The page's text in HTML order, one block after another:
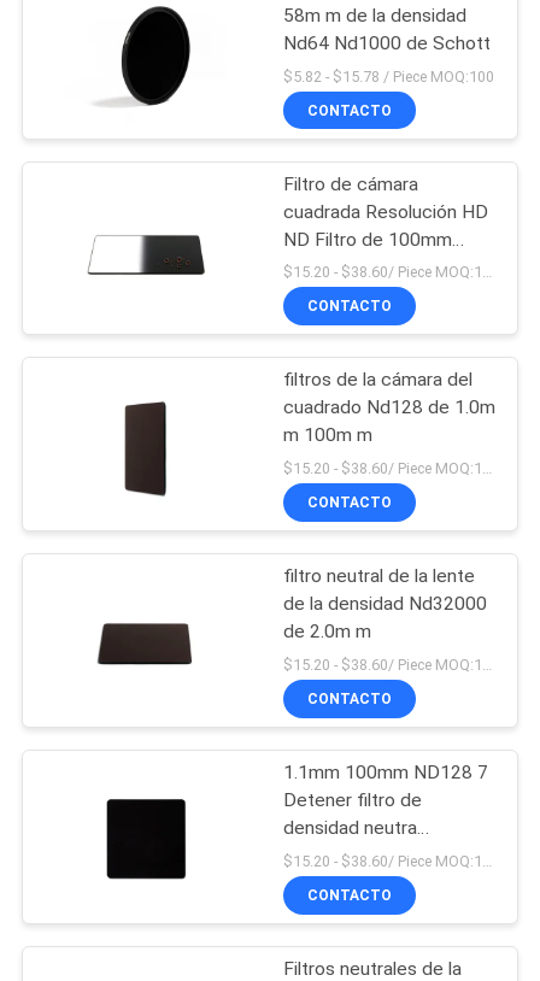
CALIDAD
ÉNTRENOS
EN
UNA
DEL
SITIO
PRIVACY
58m m de la densidad
Nd64 Nd1000 de Schott
$5.82 - $15.78 / Piece MOQ:100
CONTACTO
Filtro de cámara
cuadrada Resolución HD
ND Filtro de 100mm
1.1mm ND128 7 puntos
con revestimientos
$15.20 - $38.60/ Piece MOQ:100
CONTACTO
filtros de la cámara del
cuadrado Nd128 de 1.0m
m 100m m
$15.20 - $38.60/ Piece MOQ:100
CONTACTO
filtro neutral de la lente
de la densidad Nd32000
de 2.0m m
CONTACTO
1.1mm 100mm ND128 7
Detener filtro de
densidad neutra
impermeable
Revestimientos
multicapa de cámara
cámara
CONTACTO
Filtros neutrales de la